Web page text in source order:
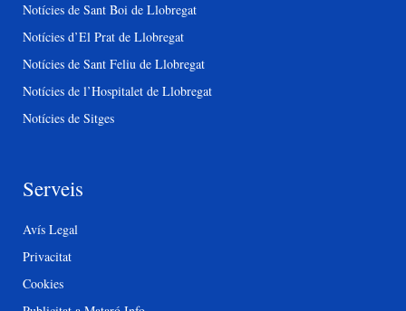
Notícies de Sant Boi de Llobregat
Notícies d’El Prat de Llobregat
Notícies de Sant Feliu de Llobregat
Notícies de l’Hospitalet de Llobregat
Notícies de Sitges
Serveis
Avís Legal
Privacitat
Cookies